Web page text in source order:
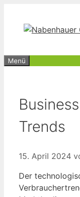
springen
Menü
Trends
15. April 2024
Der